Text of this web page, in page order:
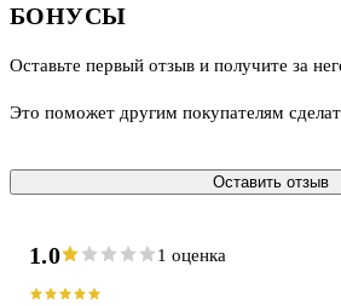
БОНУСЫ
Оставьте первый отзыв и получите за
Это поможет другим покупателям
Оставить отзыв
1.0 1 оценка